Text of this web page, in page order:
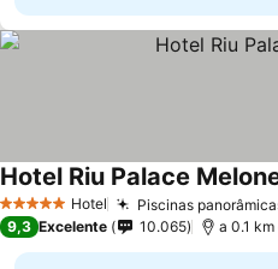
5 Estrelas Hotel Piscinas
Hotel Riu Palace
9,3 Excelente 10.065 a 0.1